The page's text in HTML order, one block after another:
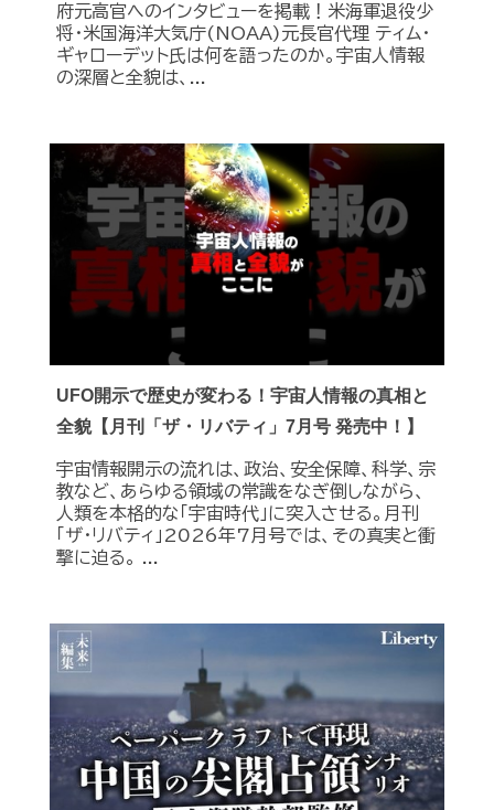
府元高官へのインタビューを掲載！米海軍退役少
将・米国海洋大気庁(NOAA)元長官代理 ティム・
ギャローデット氏は何を語ったのか。宇宙人情報
の深層と全貌は、...
UFO開示で歴史が変わる！宇宙人情報の真相と
全貌【月刊「ザ・リバティ」7月号 発売中！】
宇宙情報開示の流れは、政治、安全保障、科学、宗
教など、あらゆる領域の常識をなぎ倒しながら、
人類を本格的な「宇宙時代」に突入させる。月刊
「ザ・リバティ」2026年7月号では、その真実と衝
撃に迫る。 ...